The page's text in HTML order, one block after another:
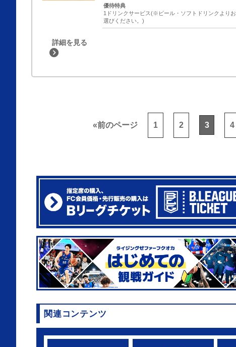
優待特典
1ドリンクサービス(※ビール・ソフトドリンクよりお
選びください。)
詳細を見る
«前のページ 1 2 3 4
関連コンテンツ